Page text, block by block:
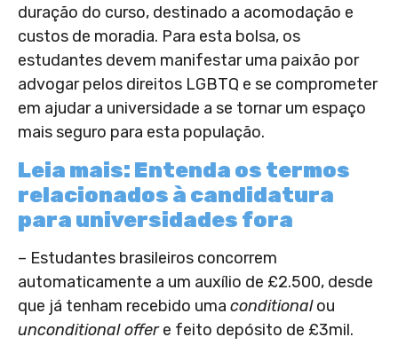
duração do curso, destinado a acomodação e
custos de moradia. Para esta bolsa, os
estudantes devem manifestar uma paixão por
advogar pelos direitos LGBTQ e se comprometer
em ajudar a universidade a se tornar um espaço
mais seguro para esta população.
Leia mais: Entenda os termos
relacionados à candidatura
para universidades fora
– Estudantes brasileiros concorrem
automaticamente a um auxílio de £2.500, desde
que já tenham recebido uma conditionalou
unconditional offere feito depósito de £3mil.